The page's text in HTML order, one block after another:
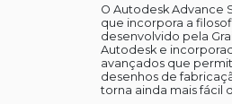
O Autodesk Advance
que incorpora a
desenvolvido pela
Autodesk e
avançados que
desenhos de
torna ainda mais fácil